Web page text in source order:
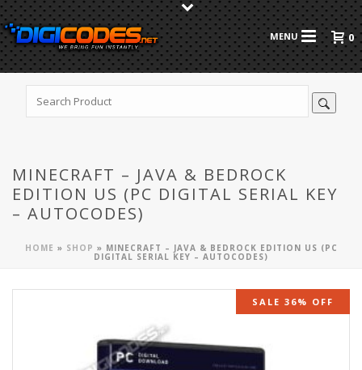
0
MINECRAFT – JAVA & BEDROCK
EDITION US (PC DIGITAL SERIAL KEY
– AUTOCODES)
HOME » SHOP » MINECRAFT – JAVA & BEDROCK EDITION US (PC
DIGITAL SERIAL KEY – AUTOCODES)
SALE 36% OFF